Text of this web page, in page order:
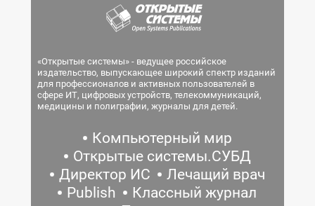
«Открытые системы» - ведущее российское
издательство, выпускающее широкий спектр изданий
для профессионалов и активных пользователей в
сфере ИТ, цифровых устройств, телекоммуникаций,
медицины и полиграфии, журналы для детей.
Компьютерный мир
Открытые системы.СУБД
Директор ИС
Лечащий врач
Publish
Классный журнал